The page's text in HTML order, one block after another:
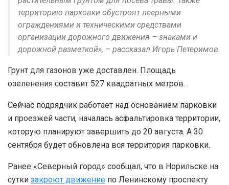
территорию парковки обустроят леерными
ограждениями и техническими средствами
организации дорожного движения – знаками и
дорожной разметкой», – рассказал Игорь Петеримов.
Грунт для газонов уже доставлен. Площадь
озеленения составит 527 квадратных метров.
Сейчас подрядчик работает над основанием парковки
и проезжей части, началась асфальтировка территории,
которую планируют завершить до 20 августа. А 30
сентября будет обновлена вся территория парковки.
Ранее «Северный город» сообщал, что в Норильске на
сутки закроют движение по Ленинскому проспекту